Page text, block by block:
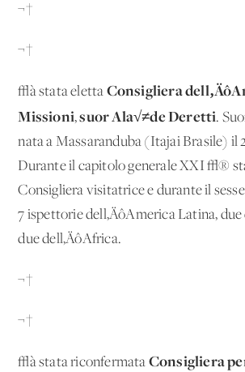
¬†
¬†
√à stata eletta Consigliera
Missioni,suor Ala√≠de Deretti.
nata a Massaranduba (Itajai Brasile) il
Durante il capitolo generale XXI √®
Consigliera visitatrice e durante il
7 ispettorie dell‚ÄôAmerica Latina, due
due dell‚ÄôAfrica.
¬†
¬†
√à stata riconfermata Consigliera